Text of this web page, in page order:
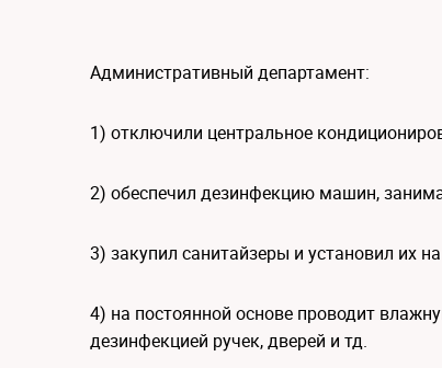
Административный департамент:
1) отключили центральное
2) обеспечил дезинфекцию машин,
3) закупил санитайзеры и установил их
4) на постоянной основе проводит
дезинфекцией ручек, дверей и тд.